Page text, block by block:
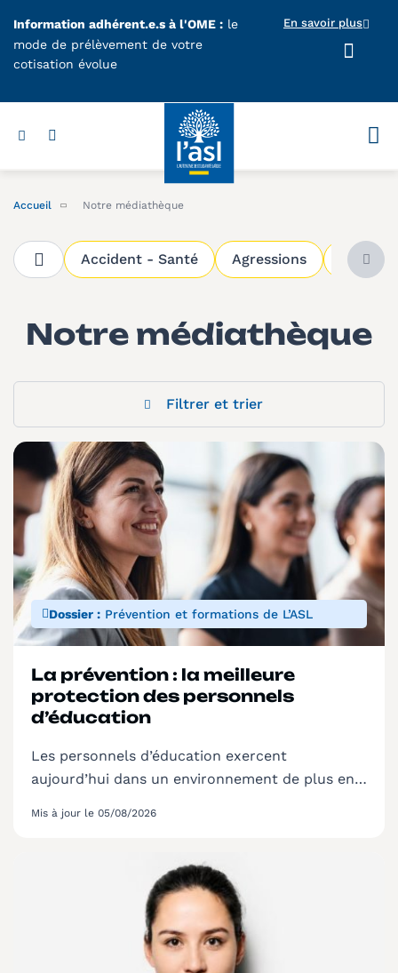
Information adhérent.e.s à l'OME : le
mode de prélèvement de votre
cotisation évolue
En savoir plus
Accueil Notre médiathèque
Accident - Santé Agressions
Notre médiathèque
Filtrer et trier
Dossier : Prévention et formations de L’ASL
La prévention : la meilleure
protection des personnels
d’éducation
Les personnels d’éducation exercent
aujourd’hui dans un environnement de plus en
situations de harcèlement, violences, usages du
responsabilités professionnelles : les questions
auxquelles ils sont confrontés dépassent
souvent le seul cadre pédagogique. Dans ce
contexte, connaître le cadre juridique de son
métier n’est plus […]
Mis à jour le 05/08/2026